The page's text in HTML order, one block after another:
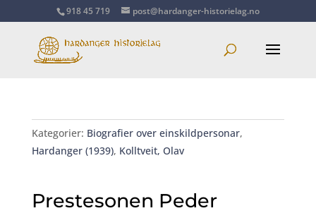
918 45 719 post@hardanger-historielag.no
Kategorier: Biografier over einskildpersonar,
Hardanger (1939), Kolltveit, Olav
Prestesonen Peder